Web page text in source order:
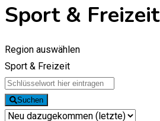
Sport & Freizeit
Region auswählen
Sport & Freizeit
Suchen